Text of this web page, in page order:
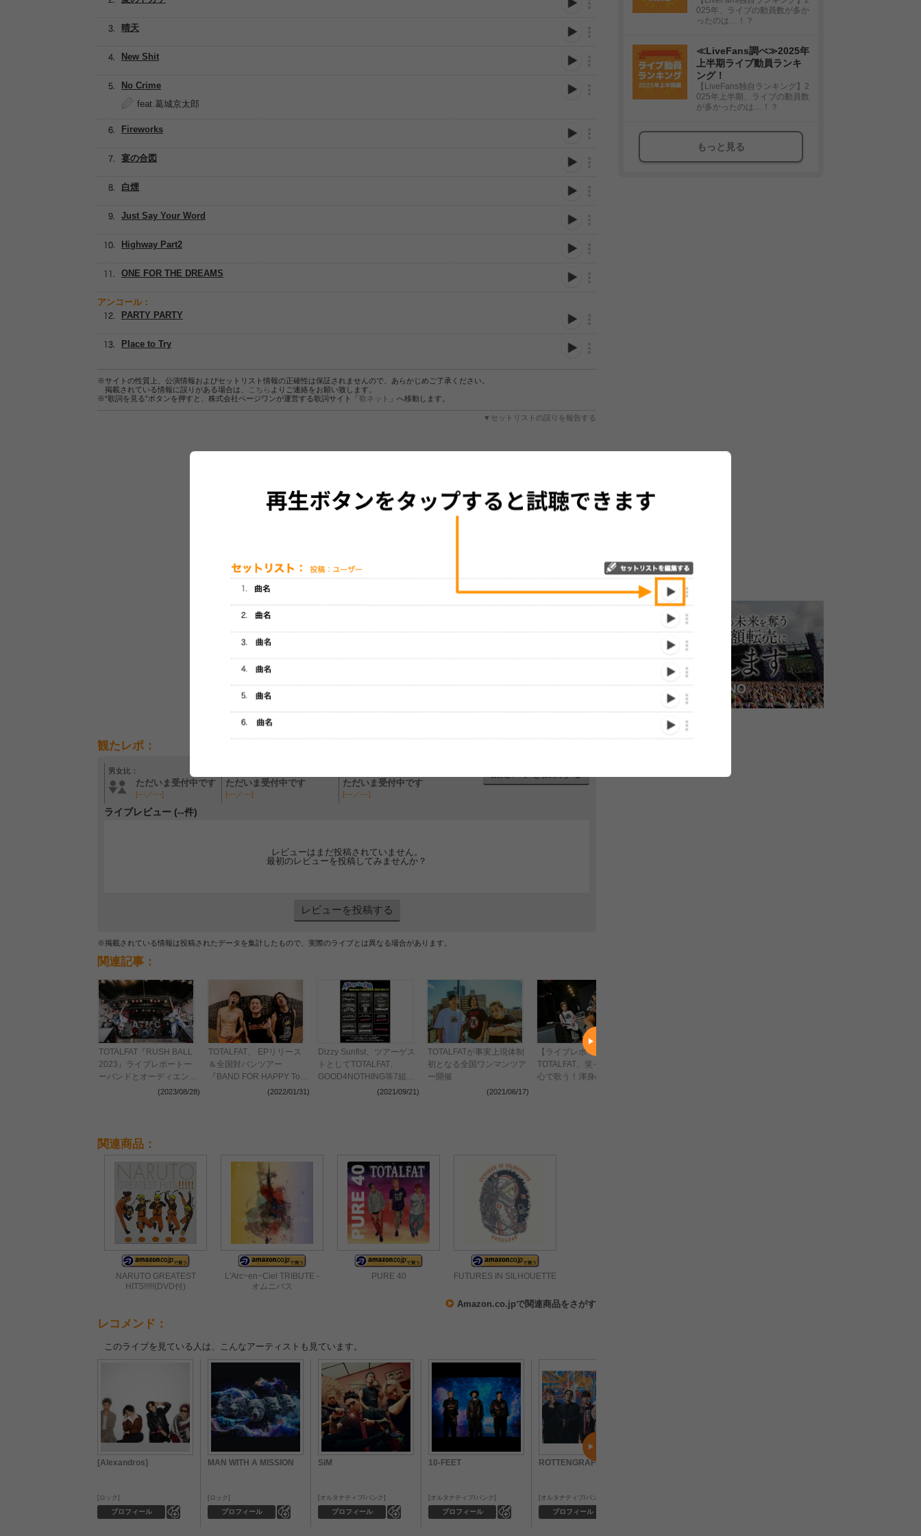
Fireworks
Just Say Your Word
New Shit
晴天
No Crime
feat.葛城京太郎
宴の合図
白煙
Highway Part2
ONE FOR THE DREAMS
アンコール：
PARTY PARTY
Place to Try
※サイトの性質上、公演情報およびセットリスト情報の正確性は保証されませんので、あらかじめご了承ください。
掲載されている情報に誤りがある場合は、
こちら よりご連絡をお願い致します。
※“歌詞を見る”ボタンを押すと、株式会社ページワンが運営する歌詞サイト「歌ネット 」へ移動します。
▼セットリストの誤りを報告する
セットリストをプレイリストにして保存する
観たレポ：
男女比：
ただいま受付中です
[---／---]
ただいま受付中です
[---／---]
ただいま受付中です
[---／---]
ライブレビュー (--件)
レビューはまだ投稿されていません。
最初のレビューを投稿してみませんか？
レビューを投稿する
※掲載されている情報は投稿されたデータを集計したもので、実際のライブとは異なる場合があります。
関連記事：
TOTALFAT『RUSH BALL
2023』ライブレポートー
ーバンドとオーディエンス
の信頼関係による限界突破
(2023/08/28)
TOTALFAT、 EPリリース
＆全国対バンツアー
『BAND FOR HAPPY Tour
2022』の開催を発表(2022/01/31)
Dizzy Sunfist、ツアーゲス
トとしてTOTALFAT、
GOOD4NOTHING等7組が
(2021/09/21)
TOTALFATが事実上現体制
初となる全国ワンマンツア
ー開催
(2021/06/17)
【ライブレポート】
TOTALFAT、笑って踊って
心で歌う！渾身の一撃ライ
関連商品：
NARUTO GREATEST
HITS!!!!!(DVD付)
L'Arc~en~Ciel TRIBUTE -
オムニバス
PURE 40 FUTURES IN SILHOUETTE
Amazon.co.jpで関連商品をさがす
レコメンド：
このライブを見ている人は、こんなアーティストも見ています。
[Alexandros]
プロフィール
ロック
MAN WITH A MISSION
プロフィール
ロック
SiM
プロフィール
オルタナティブ/パンク
10-FEET
プロフィール
オルタナティブ/パンク
ROTTENGRAFFTY
プロフィール
オルタナティブ/パンク
025年、ライブの動員数が多か
ったのは…！？
≪LiveFans調べ≫2025年
上半期ライブ動員ランキ
ング！
【LiveFans独自ランキング】2
025年上半期、ライブの動員数
が多かったのは…！？
もっと見る